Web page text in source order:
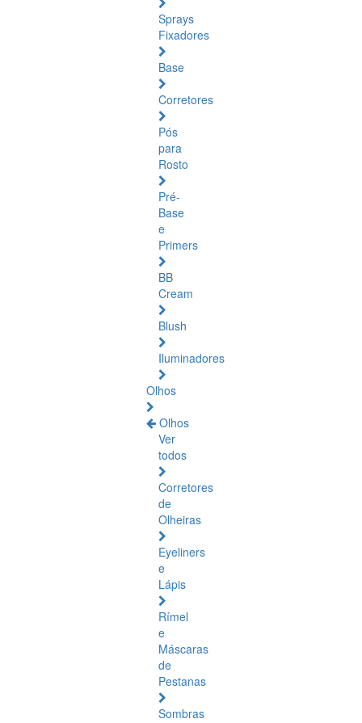
Sprays
Fixadores
Base
Corretores
Pós
para
Rosto
Pré-
Base
e
Primers
BB
Cream
Blush
Iluminadores
Olhos
Olhos
Ver
todos
Corretores
de
Olheiras
Eyeliners
e
Lápis
Rímel
e
Máscaras
de
Pestanas
Sombras